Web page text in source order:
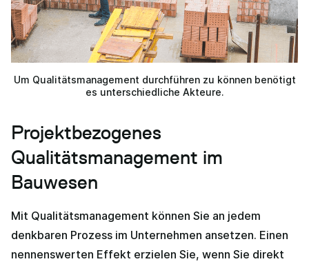
Um Qualitätsmanagement durchführen zu können benötigt
es unterschiedliche Akteure.
Projektbezogenes
Qualitätsmanagement im
Bauwesen
Mit Qualitätsmanagement können Sie an jedem
denkbaren Prozess im Unternehmen ansetzen. Einen
nennenswerten Effekt erzielen Sie, wenn Sie direkt